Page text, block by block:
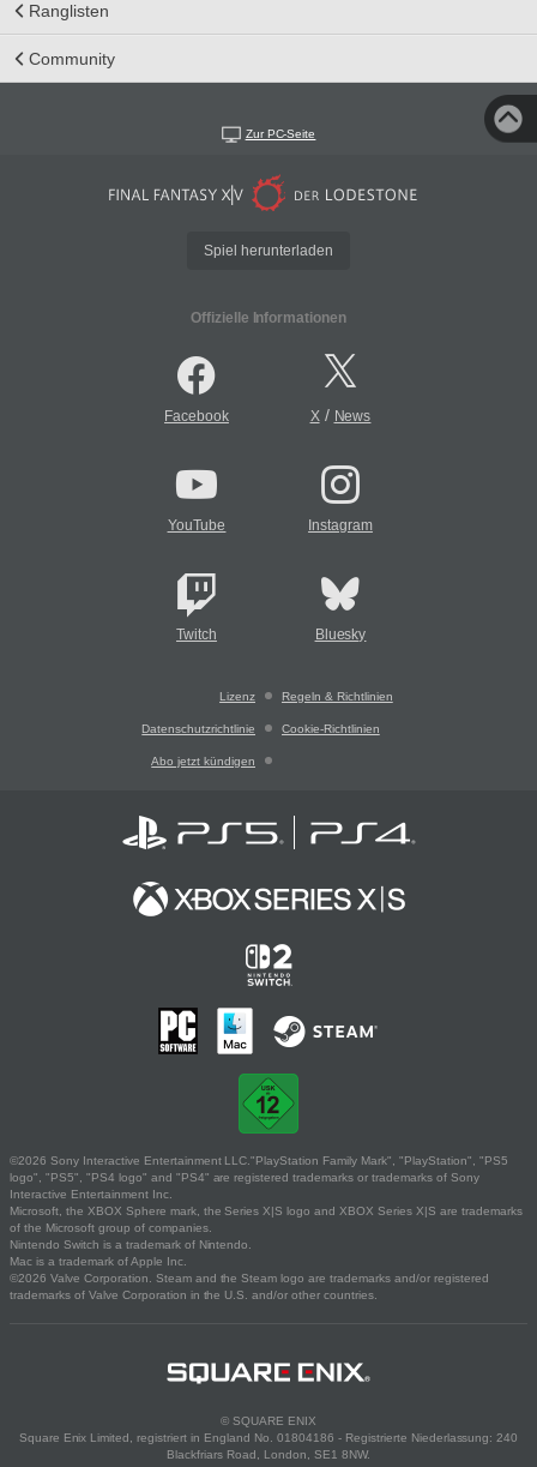
Ranglisten
Community
Zur PC-Seite
Spiel herunterladen
Offizielle Informationen
Facebook X/ News
YouTube Instagram
Twitch Bluesky
Lizenz Regeln & Richtlinien
Datenschutzrichtlinie Cookie-Richtlinien
Abo jetzt kündigen
©2026 Sony Interactive Entertainment LLC."PlayStation Family Mark", "PlayStation", "PS5
logo", "PS5", "PS4 logo" and "PS4" are registered trademarks or trademarks of Sony
Interactive Entertainment Inc.
Microsoft, the XBOX Sphere mark, the Series X|S logo and XBOX Series X|S are trademarks
of the Microsoft group of companies.
Nintendo Switch is a trademark of Nintendo.
Mac is a trademark of Apple Inc.
©2026 Valve Corporation. Steam and the Steam logo are trademarks and/or registered
trademarks of Valve Corporation in the U.S. and/or other countries.
© SQUARE ENIX
Square Enix Limited, registriert in England No. 01804186 - Registrierte Niederlassung: 240
Blackfriars Road, London, SE1 8NW.